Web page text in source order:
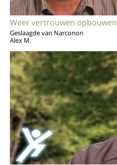
Weer vertrouwen opbouwen
Geslaagde van Narconon
Alex M.